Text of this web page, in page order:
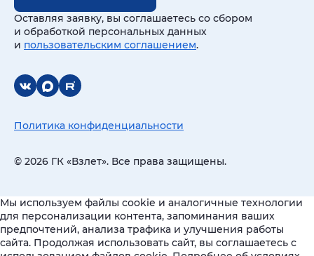
Оставляя заявку, вы соглашаетесь со сбором
и обработкой персональных данных
и пользовательским соглашением.
© 2026 ГК «Взлет». Все права защищены.
Политика конфиденциальности
Мы используем файлы cookie и аналогичные технологии
для персонализации контента, запоминания ваших
предпочтений, анализа трафика и улучшения работы
сайта. Продолжая использовать сайт, вы соглашаетесь с